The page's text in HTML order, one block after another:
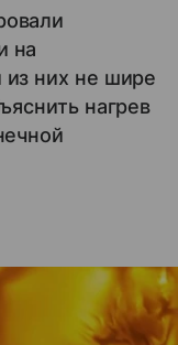
на
них не шире
нагрев